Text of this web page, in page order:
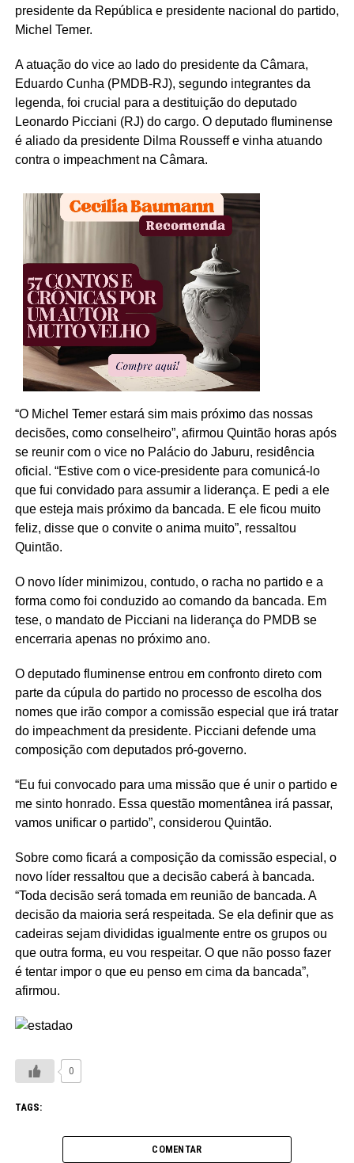
presidente da República e presidente nacional do partido,
Michel Temer.
A atuação do vice ao lado do presidente da Câmara,
Eduardo Cunha (PMDB-RJ), segundo integrantes da
legenda, foi crucial para a destituição do deputado
Leonardo Picciani (RJ) do cargo. O deputado fluminense
é aliado da presidente Dilma Rousseff e vinha atuando
contra o impeachment na Câmara.
“O Michel Temer estará sim mais próximo das nossas
decisões, como conselheiro”, afirmou Quintão horas após
se reunir com o vice no Palácio do Jaburu, residência
oficial. “Estive com o vice-presidente para comunicá-lo
que fui convidado para assumir a liderança. E pedi a ele
que esteja mais próximo da bancada. E ele ficou muito
feliz, disse que o convite o anima muito”, ressaltou
Quintão.
O novo líder minimizou, contudo, o racha no partido e a
forma como foi conduzido ao comando da bancada. Em
tese, o mandato de Picciani na liderança do PMDB se
encerraria apenas no próximo ano.
O deputado fluminense entrou em confronto direto com
parte da cúpula do partido no processo de escolha dos
nomes que irão compor a comissão especial que irá tratar
do impeachment da presidente. Picciani defende uma
composição com deputados pró-governo.
“Eu fui convocado para uma missão que é unir o partido e
me sinto honrado. Essa questão momentânea irá passar,
vamos unificar o partido”, considerou Quintão.
Sobre como ficará a composição da comissão especial, o
novo líder ressaltou que a decisão caberá à bancada.
“Toda decisão será tomada em reunião de bancada. A
decisão da maioria será respeitada. Se ela definir que as
cadeiras sejam divididas igualmente entre os grupos ou
que outra forma, eu vou respeitar. O que não posso fazer
é tentar impor o que eu penso em cima da bancada”,
afirmou.
0
TAGS:
COMENTAR